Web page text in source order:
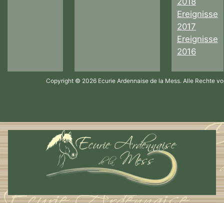
Ereignisse
2017
Ereignisse
2016
Copyright © 2026 Ecurie Ardennaise de la Mess. Alle Rechte